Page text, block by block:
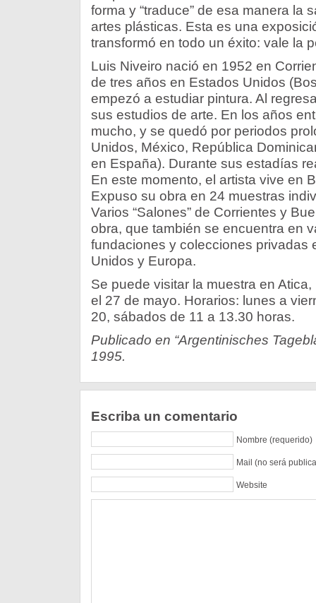
forma y “traduce” de esa manera la
artes plásticas. Esta es una
transformó en todo un éxito: vale la
Luis Niveiro nació en 1952 en
de tres años en Estados Unidos
empezó a estudiar pintura. Al
sus estudios de arte. En los años
mucho, y se quedó por periodos
Unidos, México, República
en España). Durante sus estadías
En este momento, el artista vive en
Expuso su obra en 24 muestras
Varios “Salones” de Corrientes y
obra, que también se encuentra en
fundaciones y colecciones privadas
Unidos y Europa.
Se puede visitar la muestra en
el 27 de mayo. Horarios: lunes a
20, sábados de 11 a 13.30 horas.
Publicado en “Argentinisches
1995.
Escriba un comentario
Nombre (requerido)
Mail (no será
Website